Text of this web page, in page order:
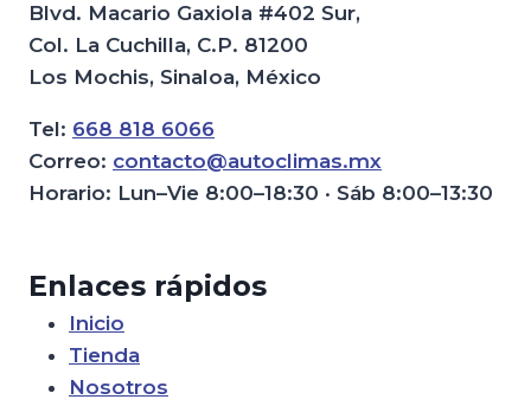
Blvd. Macario Gaxiola #402 Sur,
Col. La Cuchilla, C.P. 81200
Los Mochis, Sinaloa, México
Tel: 668 818 6066
Correo: contacto@autoclimas.mx
Horario: Lun–Vie 8:00–18:30 · Sáb 8:00–13:30
Enlaces rápidos
Inicio
Tienda
Nosotros